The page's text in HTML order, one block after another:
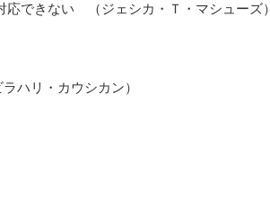
できない （ジェシカ・Ｔ・マシューズ）
リ・カウシカン）